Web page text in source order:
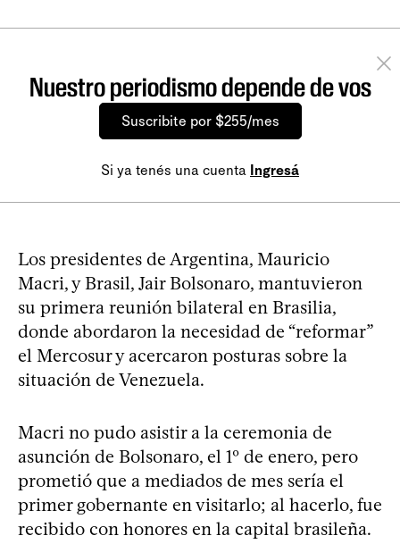
Nuestro periodismo depende de vos
Suscribite por $255/mes
Si ya tenés una cuenta Ingresá
Los presidentes de Argentina, Mauricio
Macri, y Brasil, Jair Bolsonaro, mantuvieron
su primera reunión bilateral en Brasilia,
donde abordaron la necesidad de “reformar”
el Mercosur y acercaron posturas sobre la
situación de Venezuela.
Macri no pudo asistir a la ceremonia de
asunción de Bolsonaro, el 1º de enero, pero
prometió que a mediados de mes sería el
primer gobernante en visitarlo; al hacerlo, fue
recibido con honores en la capital brasileña.